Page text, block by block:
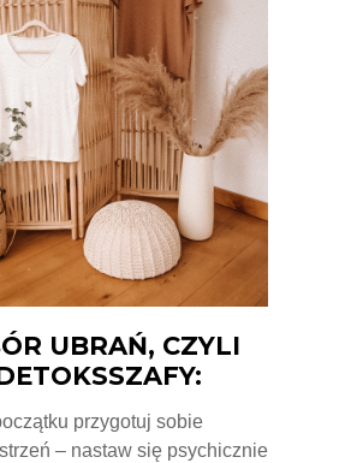
UBRAŃ, CZYLI
przygotuj sobie
– nastaw się psychicznie